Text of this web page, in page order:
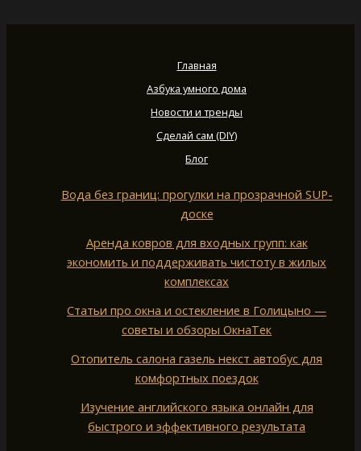
Главная
Азбука умного дома
Новости и тренды
Сделай сам (DIY)
Блог
Вода без границ: прогулки на прозрачной SUP-
доске
Аренда ковров для входных групп: как
экономить и поддерживать чистоту в жилых
комплексах
Статьи про окна и остекление в Голицыно —
советы и обзоры ОкнаТек
Отопитель салона газель некст автобус для
комфортных поездок
Изучение английского языка онлайн для
быстрого и эффективного результата